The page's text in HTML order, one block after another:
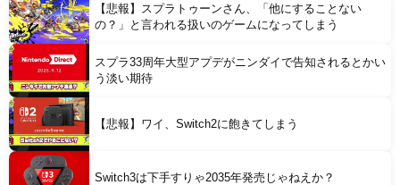
【悲報】スプラトゥーンさん、「他にすることない
の？」と言われる扱いのゲームになってしまう
スプラ33周年大型アプデがニンダイで告知されるとかい
う淡い期待
【悲報】ワイ、Switch2に飽きてしまう
Switch3は下手すりゃ2035年発売じゃねえか？